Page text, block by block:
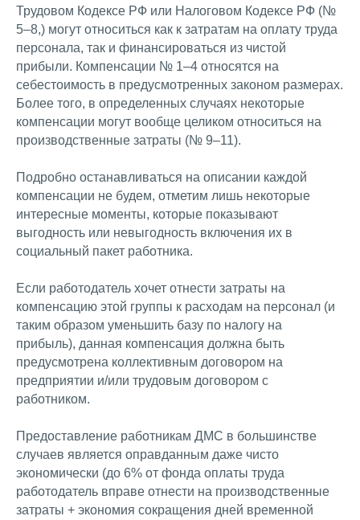
Трудовом Кодексе РФ или Налоговом Кодексе РФ (№
5–8,) могут относиться как к затратам на оплату труда
персонала, так и финансироваться из чистой
прибыли. Компенсации № 1–4 относятся на
себестоимость в предусмотренных законом размерах.
Более того, в определенных случаях некоторые
компенсации могут вообще целиком относиться на
производственные затраты (№ 9–11).
Подробно останавливаться на описании каждой
компенсации не будем, отметим лишь некоторые
интересные моменты, которые показывают
выгодность или невыгодность включения их в
социальный пакет работника.
Если работодатель хочет отнести затраты на
компенсацию этой группы к расходам на персонал (и
таким образом уменьшить базу по налогу на
прибыль), данная компенсация должна быть
предусмотрена коллективным договором на
предприятии и/или трудовым договором с
работником.
Предоставление работникам ДМС в большинстве
случаев является оправданным даже чисто
экономически (до 6% от фонда оплаты труда
работодатель вправе отнести на производственные
затраты + экономия сокращения дней временной